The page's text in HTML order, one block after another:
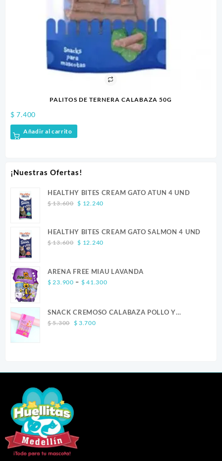
PALITOS DE TERNERA CALABAZA 50G
al carrito
¡Nuestras Ofertas!
HEALTHY BITES CREAM GATO ATUN 4 UND
$13.600 Original
$ 13.600.
$ 12.240Current
$ 12.240.
HEALTHY BITES CREAM GATO SALMON 4 UND
$13.600 Original
$ 13.600.
$ 12.240Current
$ 12.240.
ARENA FREE MIAU LAVANDA
$ 23.900 – $ 41.300Price
through
SNACK CREMOSO CALABAZA POLLO Y
SALMON CANINO X 5
$5.300
Original
$ 3.700Current